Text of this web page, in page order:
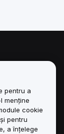
pentru a
menține
cookie
pentru
a înțelege